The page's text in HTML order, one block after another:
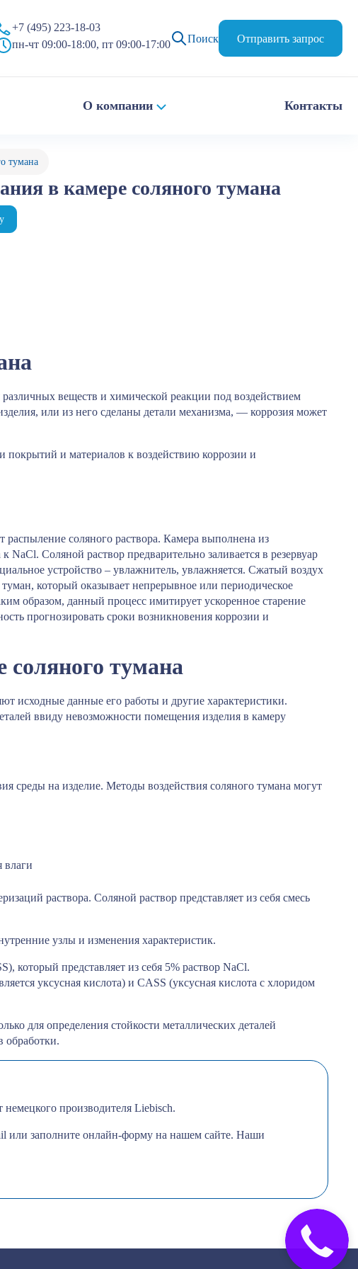
+7 (495) 223-18-03
пн-чт 09:00-18:00, пт 09:00-17:00
Поиск Отправить запрос
О компании Контакты
тумана
в камере соляного тумана
веществ и химической реакции под воздействием
или из него сделаны детали механизма, — коррозия может
и материалов к воздействию коррозии и
распыление соляного раствора. Камера выполнена из
Соляной раствор предварительно заливается в резервуар
устройство – увлажнитель, увлажняется. Сжатый воздух
который оказывает непрерывное или периодическое
образом, данный процесс имитирует ускоренное старение
прогнозировать сроки возникновения коррозии и
соляного тумана
исходные данные его работы и другие характеристики.
ввиду невозможности помещения изделия в камеру
среды на изделие. Методы воздействия соляного тумана могут
влаги
раствора. Соляной раствор представляет из себя смесь
узлы и изменения характеристик.
который представляет из себя 5% раствор NaCl.
уксусная кислота) и CASS (уксусная кислота с хлоридом
для определения стойкости металлических деталей
обработки.
немецкого производителя Liebisch.
или заполните онлайн-форму на нашем сайте. Наши
Закажите
звонок